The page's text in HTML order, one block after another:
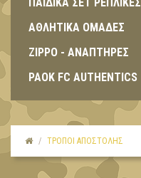
ΑΘΛΗΤΙΚΑ ΟΜΑΔΕΣ
ZIPPO - ΑΝΑΠΤΗΡΕΣ
PAOK FC AUTHENTICS
ΤΡΌΠΟΙ ΑΠΟΣΤΟΛΉΣ